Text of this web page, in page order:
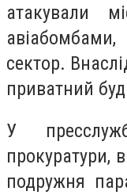
атакували
сектор.
приватний
У
прокуратури,
подружня